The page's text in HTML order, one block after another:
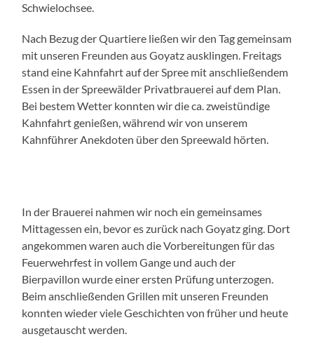
Schwielochsee.
Nach Bezug der Quartiere ließen wir den Tag gemeinsam
mit unseren Freunden aus Goyatz ausklingen. Freitags
stand eine Kahnfahrt auf der Spree mit anschließendem
Essen in der Spreewälder Privatbrauerei auf dem Plan.
Bei bestem Wetter konnten wir die ca. zweistündige
Kahnfahrt genießen, während wir von unserem
Kahnführer Anekdoten über den Spreewald hörten.
In der Brauerei nahmen wir noch ein gemeinsames
Mittagessen ein, bevor es zurück nach Goyatz ging. Dort
angekommen waren auch die Vorbereitungen für das
Feuerwehrfest in vollem Gange und auch der
Bierpavillon wurde einer ersten Prüfung unterzogen.
Beim anschließenden Grillen mit unseren Freunden
konnten wieder viele Geschichten von früher und heute
ausgetauscht werden.